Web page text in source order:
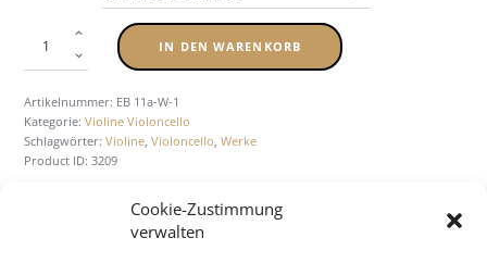
Cookie-Zustimmung
verwalten
IN DEN WARENKORB
Artikelnummer: EB 11a-W-1
Kategorie:Violine Violoncello
Schlagwörter:Violine ,Violoncello ,Werke
Product ID: 3209